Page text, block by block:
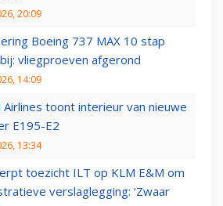
20:09
Boeing 737 MAX 10 stap
vliegproeven afgerond
14:09
Airlines toont interieur van nieuwe
E195-E2
13:34
toezicht ILT op KLM E&M om
verslaglegging: ‘Zwaar